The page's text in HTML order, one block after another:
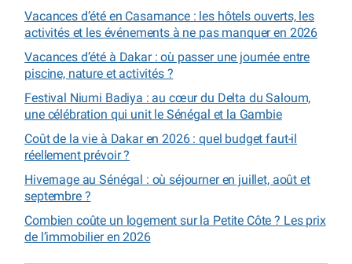
Vacances d’été en Casamance : les hôtels ouverts, les
activités et les événements à ne pas manquer en 2026
Vacances d’été à Dakar : où passer une journée entre
piscine, nature et activités ?
Festival Niumi Badiya : au cœur du Delta du Saloum,
une célébration qui unit le Sénégal et la Gambie
Coût de la vie à Dakar en 2026 : quel budget faut-il
réellement prévoir ?
Hivernage au Sénégal : où séjourner en juillet, août et
septembre ?
Combien coûte un logement sur la Petite Côte ? Les prix
de l’immobilier en 2026